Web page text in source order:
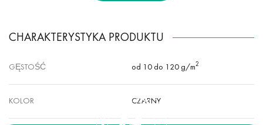
CHARAKTERYSTYKA PRODUKTU
GĘSTOŚĆ od 10 do 120 g/m2
KOLOR CZARNY